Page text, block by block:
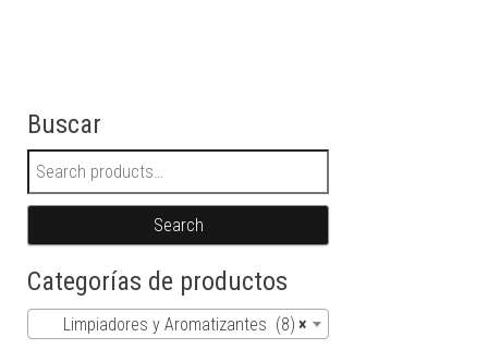
Buscar
Search for:
Search
Categorías de productos
×
Limpiadores y Aromatizantes (8)